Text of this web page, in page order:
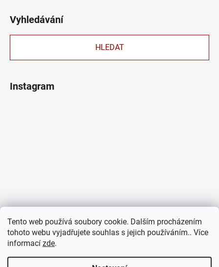
Tento web používá soubory cookie. Dalším procházením
tohoto webu vyjadřujete souhlas s jejich používáním.. Více
informací zde.
Vyhledávání
HLEDAT
Instagram
Sledovat na Instagramu